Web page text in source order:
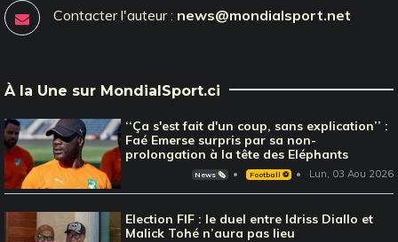
Contacter l'auteur : news@mondialsport.net
À la Une sur MondialSport.ci
‘‘Ça s'est fait d'un coup, sans explication’’ :
Faé Emerse surpris par sa non-
prolongation à la tête des Eléphants
News 🗞️ Football ⚽️ Lun, 03 Aou 2026
Election FIF : le duel entre Idriss Diallo et
Malick Tohé n’aura pas lieu